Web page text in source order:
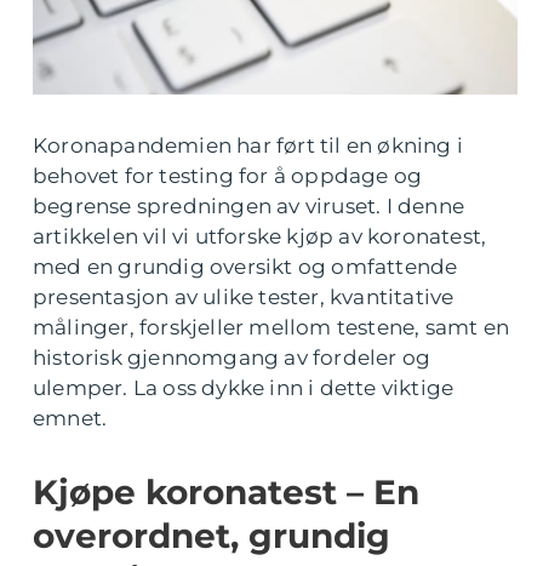
Koronapandemien har ført til en økning i
behovet for testing for å oppdage og
begrense spredningen av viruset. I denne
artikkelen vil vi utforske kjøp av koronatest,
med en grundig oversikt og omfattende
presentasjon av ulike tester, kvantitative
målinger, forskjeller mellom testene, samt en
historisk gjennomgang av fordeler og
ulemper. La oss dykke inn i dette viktige
emnet.
Kjøpe koronatest – En
overordnet, grundig